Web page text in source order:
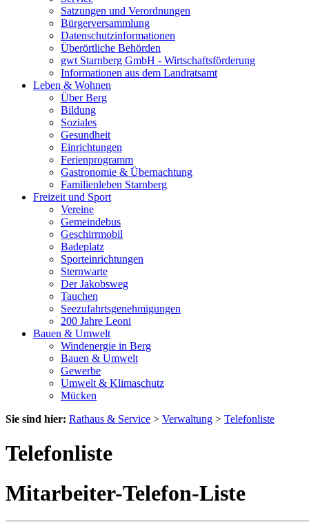
Satzungen und Verordnungen
Bürgerversammlung
Datenschutzinformationen
Überörtliche Behörden
gwt Starnberg GmbH - Wirtschaftsförderung
Informationen aus dem Landratsamt
Leben & Wohnen
Über Berg
Bildung
Soziales
Gesundheit
Einrichtungen
Ferienprogramm
Gastronomie & Übernachtung
Familienleben Starnberg
Freizeit und Sport
Vereine
Gemeindebus
Geschirrmobil
Badeplatz
Sporteinrichtungen
Sternwarte
Der Jakobsweg
Tauchen
Seezufahrtsgenehmigungen
200 Jahre Leoni
Bauen & Umwelt
Windenergie in Berg
Bauen & Umwelt
Gewerbe
Umwelt & Klimaschutz
Mücken
Sie sind hier: Rathaus & Service > Verwaltung > Telefonliste
Telefonliste
Mitarbeiter-Telefon-Liste